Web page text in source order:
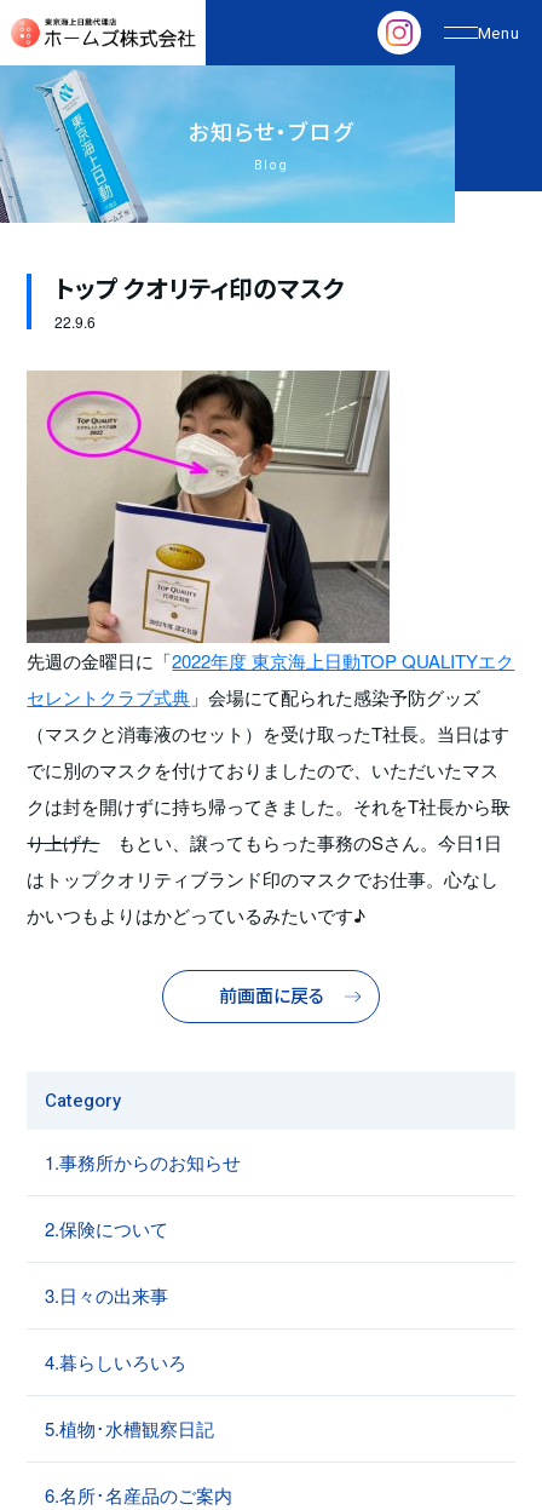
お知らせ・ブログ
Blog
トップ クオリティ印のマスク
22.9.6
先週の金曜日に「2022年度 東京海上日動TOP QUALITYエク
セレントクラブ式典 」会場にて配られた感染予防グッズ
（マスクと消毒液のセット）を受け取ったT社長。当日はす
でに別のマスクを付けておりましたので、いただいたマス
クは封を開けずに持ち帰ってきました。それをT社長から取
り上げたもとい、譲ってもらった事務のSさん。今日1日
はトップクオリティブランド印のマスクでお仕事。心なし
かいつもよりはかどっているみたいです♪
前画面に戻る
Category
1.事務所からのお知らせ
2.保険について
3.日々の出来事
4.暮らしいろいろ
5.植物･水槽観察日記
6.名所･名産品のご案内